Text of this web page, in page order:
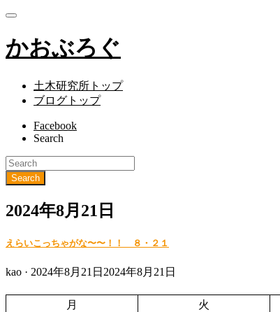
かおぶろぐ
土木研究所トップ
ブログトップ
Facebook
Search
2024年8月21日
えらいこっちゃがな〜〜！！ ８・２１
kao · Posted
2024年8月21日 2024年8月21日
月
火